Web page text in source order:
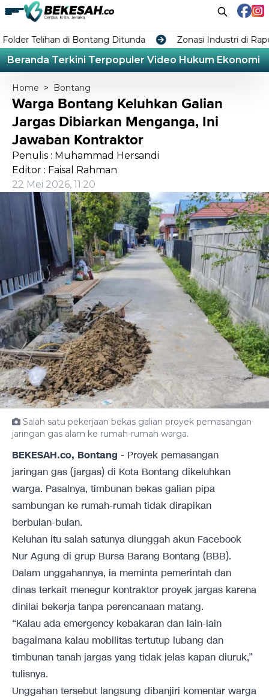
di Bontang Ditunda Zonasi Industri di Raperda RTRW
Beranda Terkini Terpopuler Video Hukum Ekonomi
Home > Bontang
Warga Bontang Keluhkan Galian
Jargas Dibiarkan Menganga, Ini
Jawaban Kontraktor
Penulis : Muhammad Hersandi
Editor : Faisal Rahman
22 Mei 2026, 11:20
Salah satu pekerjaan bekas galian proyek pemasangan
jaringan gas alam ke rumah-rumah warga.
BEKESAH.co, Bontang - Proyek pemasangan
jaringan gas (jargas) di Kota Bontang dikeluhkan
warga. Pasalnya, timbunan bekas galian pipa
sambungan ke rumah-rumah tidak dirapikan
berbulan-bulan.
Keluhan itu salah satunya diunggah akun Facebook
Nur Agung di grup Bursa Barang Bontang (BBB).
Dalam unggahannya, ia meminta pemerintah dan
dinas terkait menegur kontraktor proyek jargas karena
dinilai bekerja tanpa perencanaan matang.
“Kalau ada emergency kebakaran dan lain-lain
bagaimana kalau mobilitas tertutup lubang dan
timbunan tanah jargas yang tidak jelas kapan diuruk,”
tulisnya.
Unggahan tersebut langsung dibanjiri komentar warga